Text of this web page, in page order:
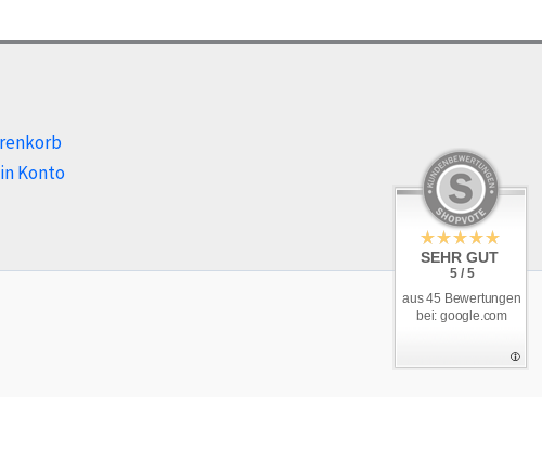
Konto
SEHR GUT
5 / 5
aus 45 Bewertungen
bei: google.com